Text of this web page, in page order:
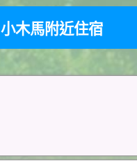
小木馬附近住宿